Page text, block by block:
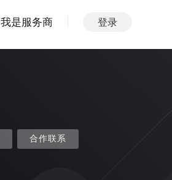
我是服务商 登录
合作联系